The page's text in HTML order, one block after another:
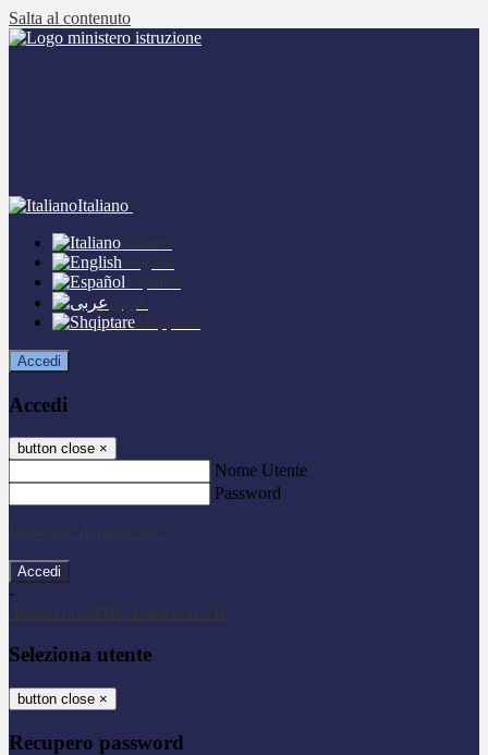
Salta al contenuto
Italiano
Italiano
English
Español
عربى
Shqiptare
Accedi
Accedi
button close ×
Nome Utente
Password
Password dimenticata?
-
Entra con SPID
Entra con CIE
Seleziona utente
button close ×
Recupero password